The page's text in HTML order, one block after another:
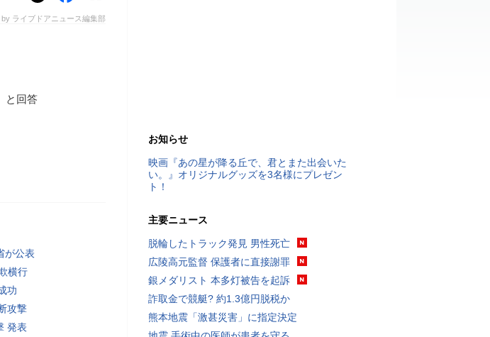
by ライブドアニュース編集部
と回答
が公表
横行
功
攻撃
発表
お知らせ
映画『あの星が降る丘で、君とまた出会いた
い。』オリジナルグッズを3名様にプレゼン
ト！
主要ニュース
脱輪したトラック発見 男性死亡
広陵高元監督 保護者に直接謝罪
銀メダリスト 本多灯被告を起訴
詐取金で競艇? 約1.3億円脱税か
熊本地震「激甚災害」に指定決定